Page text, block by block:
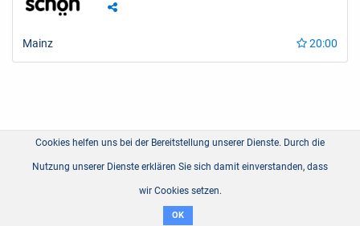
Mainz 20:00
Cookies helfen uns bei der Bereitstellung unserer Dienste. Durch die
Nutzung unserer Dienste erklären Sie sich damit einverstanden, dass
wir Cookies setzen.
OK